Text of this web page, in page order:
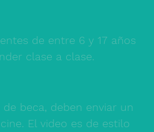
de entre 6 y 17 años
clase a clase.
beca, deben enviar un
El video es de estilo